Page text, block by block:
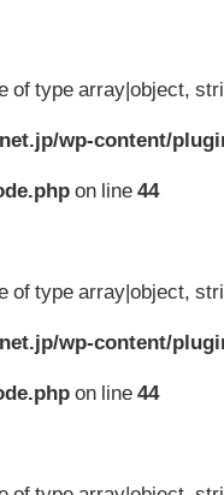
of type array|object,
wp-content/
on line44
of type array|object,
wp-content/
on line44